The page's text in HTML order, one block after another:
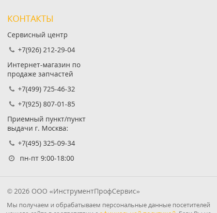
КОНТАКТЫ
Сервисный центр
+7(926) 212-29-04
Интернет-магазин по
продаже запчастей
+7(499) 725-46-32
+7(925) 807-01-85
Приемный пункт/пункт
выдачи г. Москва:
+7(495) 325-09-34
пн-пт 9:00-18:00
© 2026 ООО «ИнструментПрофСервис»
Мы получаем и обрабатываем персональные данные посетителей